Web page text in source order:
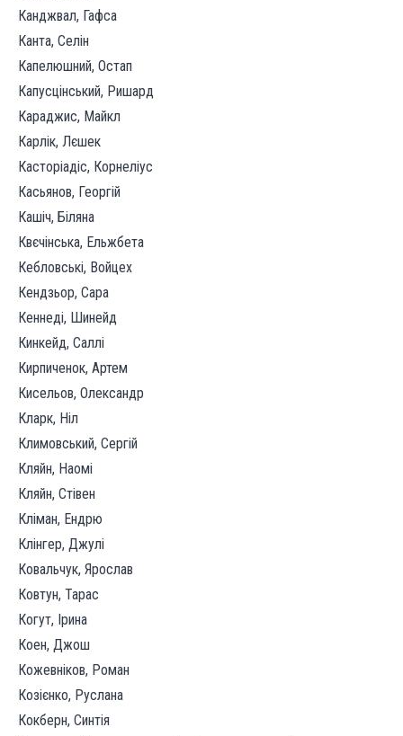
Канджвал, Гафса
Канта, Селін
Капелюшний, Остап
Капусцінський, Ришард
Караджис, Майкл
Карлік, Лєшек
Касторіадіс, Корнеліус
Касьянов, Георгій
Кашіч, Біляна
Квєчінська, Ельжбета
Кебловські, Войцех
Кендзьор, Сара
Кеннеді, Шинейд
Кинкейд, Саллі
Кирпиченок, Артем
Кисельов, Олександр
Кларк, Ніл
Климовський, Сергій
Кляйн, Наомі
Кляйн, Стівен
Кліман, Ендрю
Клінгер, Джулі
Ковальчук, Ярослав
Ковтун, Тарас
Когут, Ірина
Коен, Джош
Кожевніков, Роман
Козієнко, Руслана
Кокберн, Синтія